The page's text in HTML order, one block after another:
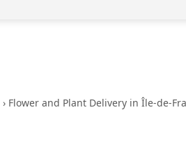
› Flower and Plant Delivery in Île-de-